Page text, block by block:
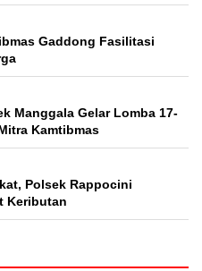
Gaddong Fasilitasi
Manggala Gelar Lomba 17-
Kamtibmas
Polsek Rappocini
Keributan